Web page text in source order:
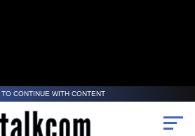
CONTINUE WITH CONTENT